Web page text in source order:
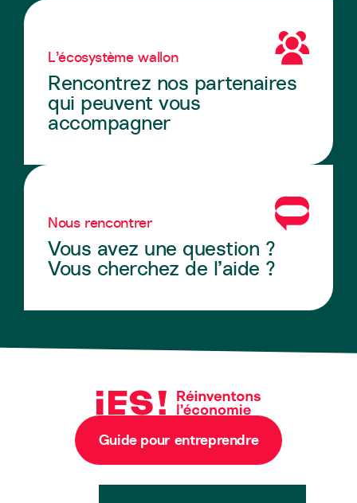
L’écosystème wallon
Rencontrez nos partenaires
qui peuvent vous
accompagner
Nous rencontrer
Vous avez une question ?
Vous cherchez de l’aide ?
Guide pour entreprendre